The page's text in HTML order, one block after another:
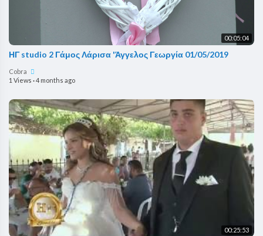
00:05:04
ΗΓ studio 2 Γάμος Λάρισα 'Άγγελος Γεωργία 01/05/2019
Cobra
1 Views ·4 months ago
00:25:53